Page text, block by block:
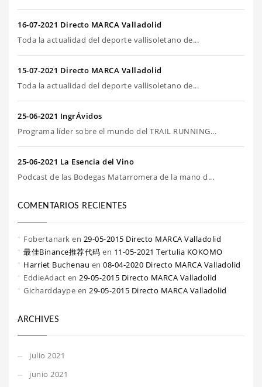
16-07-2021 Directo MARCA Valladolid
Toda la actualidad del deporte vallisoletano de...
15-07-2021 Directo MARCA Valladolid
Toda la actualidad del deporte vallisoletano de...
25-06-2021 IngrÁvidos
Programa líder sobre el mundo del TRAIL RUNNING...
25-06-2021 La Esencia del Vino
Podcast de las Bodegas Matarromera de la mano d...
COMENTARIOS RECIENTES
Fobertanark en 29-05-2015 Directo MARCA Valladolid
最佳Binance推荐代码 en 11-05-2021 Tertulia KOKOMO
Harriet Buchenau en 08-04-2020 Directo MARCA Valladolid
EddieAdact en 29-05-2015 Directo MARCA Valladolid
Gicharddaype en 29-05-2015 Directo MARCA Valladolid
ARCHIVES
julio 2021
junio 2021